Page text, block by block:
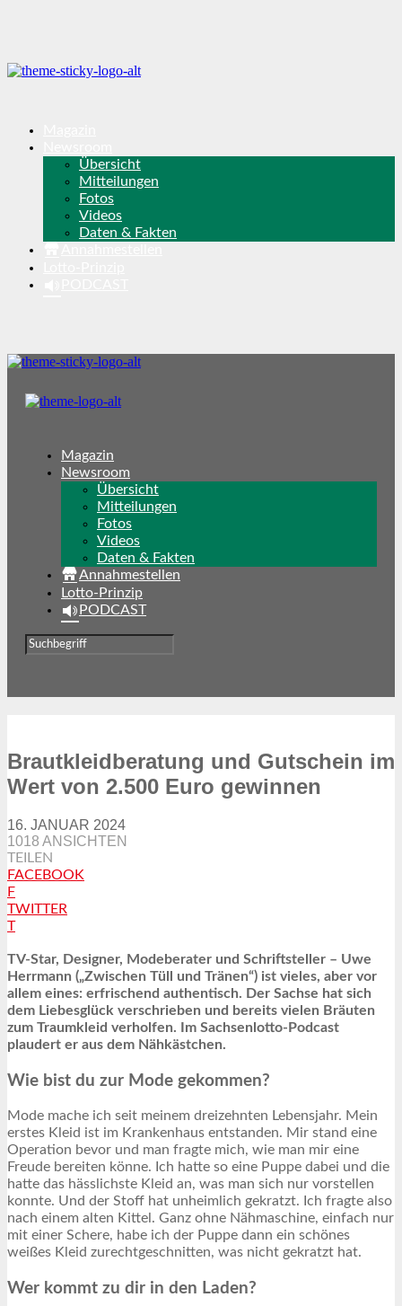
Übersicht
Mitteilungen
Fotos
Videos
Daten & Fakten
Magazin
Newsroom
Übersicht
Mitteilungen
Fotos
Videos
Daten & Fakten
Annahmestellen
Lotto-Prinzip
PODCAST
Brautkleidberatung und Gutschein im
Wert von 2.500 Euro gewinnen
16. JANUAR 2024
1018 ANSICHTEN
TEILEN
FACEBOOK
F
TWITTER
T
TV-Star, Designer, Modeberater und Schriftsteller – Uwe
Herrmann („Zwischen Tüll und Tränen“) ist vieles, aber vor
allem eines: erfrischend authentisch. Der Sachse hat sich
dem Liebesglück verschrieben und bereits vielen Bräuten
zum Traumkleid verholfen. Im Sachsenlotto-Podcast
plaudert er aus dem Nähkästchen.
Wie bist du zur Mode gekommen?
Mode mache ich seit meinem dreizehnten Lebensjahr. Mein
erstes Kleid ist im Krankenhaus entstanden. Mir stand eine
Operation bevor und man fragte mich, wie man mir eine
Freude bereiten könne. Ich hatte so eine Puppe dabei und die
hatte das hässlichste Kleid an, was man sich nur vorstellen
konnte. Und der Stoff hat unheimlich gekratzt. Ich fragte also
nach einem alten Kittel. Ganz ohne Nähmaschine, einfach nur
mit einer Schere, habe ich der Puppe dann ein schönes
weißes Kleid zurechtgeschnitten, was nicht gekratzt hat.
Wer kommt zu dir in den Laden?